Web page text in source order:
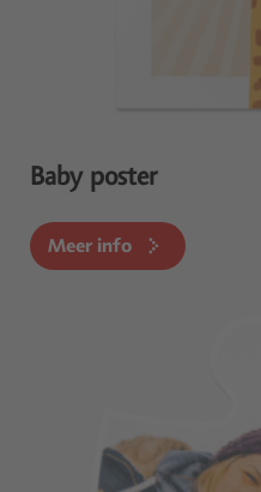
Baby poster
Meer info